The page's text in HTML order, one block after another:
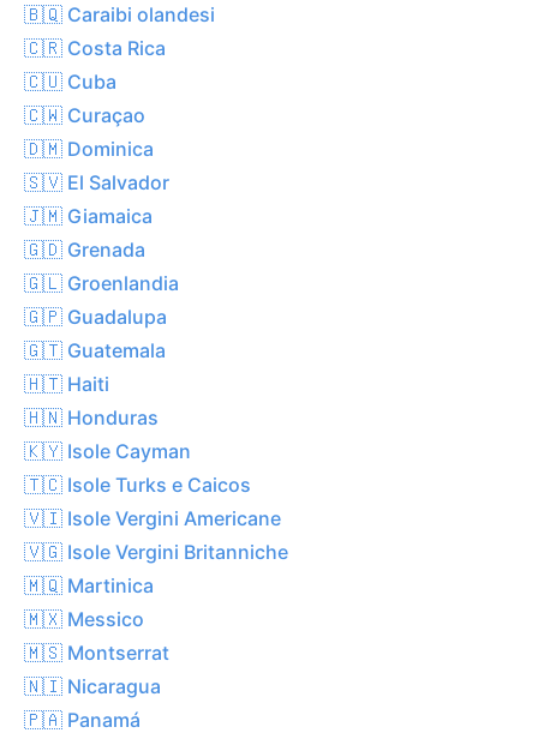
🇧🇶 Caraibi olandesi
🇨🇷 Costa Rica
🇨🇺 Cuba
🇨🇼 Curaçao
🇩🇲 Dominica
🇸🇻 El Salvador
🇯🇲 Giamaica
🇬🇩 Grenada
🇬🇱 Groenlandia
🇬🇵 Guadalupa
🇬🇹 Guatemala
🇭🇹 Haiti
🇭🇳 Honduras
🇰🇾 Isole Cayman
🇹🇨 Isole Turks e Caicos
🇻🇮 Isole Vergini Americane
🇻🇬 Isole Vergini Britanniche
🇲🇶 Martinica
🇲🇽 Messico
🇲🇸 Montserrat
🇳🇮 Nicaragua
🇵🇦 Panamá